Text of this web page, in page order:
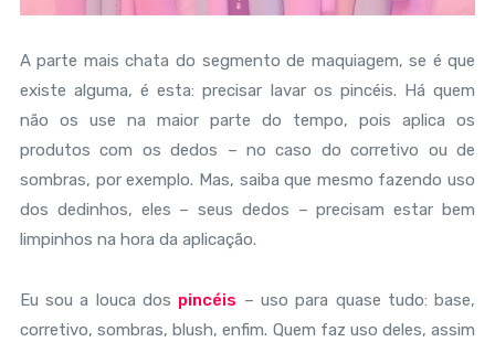
A parte mais chata do segmento de maquiagem, se é que
existe alguma, é esta: precisar lavar os pincéis. Há quem
não os use na maior parte do tempo, pois aplica os
produtos com os dedos – no caso do corretivo ou de
sombras, por exemplo. Mas, saiba que mesmo fazendo uso
dos dedinhos, eles – seus dedos – precisam estar bem
limpinhos na hora da aplicação.
Eu sou a louca dos pincéis – uso para quase tudo: base,
corretivo, sombras, blush, enfim. Quem faz uso deles, assim